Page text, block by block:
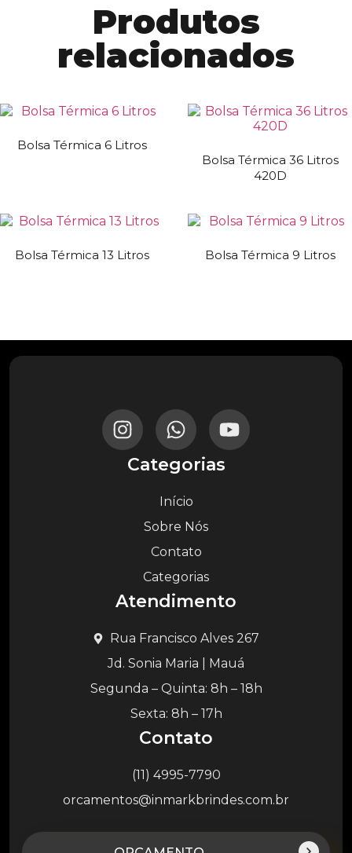
Produtos
relacionados
Bolsa Térmica 6 Litros
Bolsa Térmica 36 Litros
420D
Bolsa Térmica 13 Litros Bolsa Térmica 9 Litros
Categorias
Início
Sobre Nós
Contato
Categorias
Atendimento
Rua Francisco Alves 267
Jd. Sonia Maria | Mauá
Segunda – Quinta: 8h – 18h
Sexta: 8h – 17h
Contato
(11) 4995-7790
orcamentos@inmarkbrindes.com.br